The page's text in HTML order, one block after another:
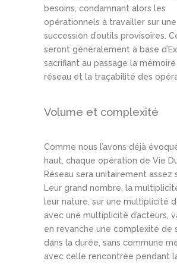
besoins, condamnant alors les
opérationnels à travailler sur une
succession d’outils provisoires.
seront généralement à base
sacrifiant au passage la mémoire
réseau et la traçabilité des
Volume et complexité
Comme nous l’avons déjà
haut, chaque opération de Vie
Réseau sera unitairement assez
Leur grand nombre, la
leur nature, sur une multiplicité
avec une multiplicité d’acteurs,
en revanche une complexité de
dans la durée, sans commune
avec celle rencontrée pendant